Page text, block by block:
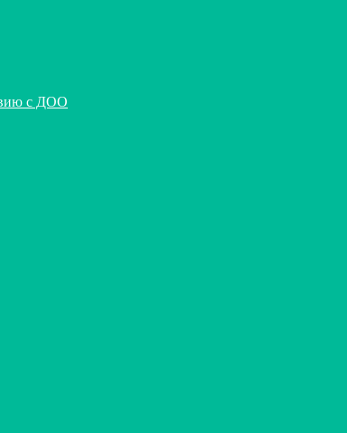
с ДОО